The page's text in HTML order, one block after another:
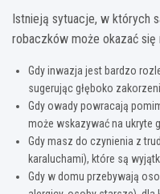
Istnieją sytuacje, w których
robaczków może okazać
Gdy inwazja jest bardzo
sugerując głęboko
Gdy owady powracają
może wskazywać na ukryte
Gdy masz do czynienia z
karaluchami), które są
Gdy w domu przebywają